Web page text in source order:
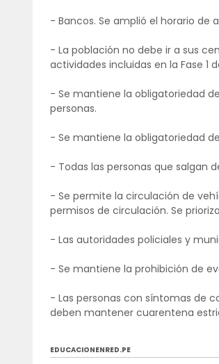
- Bancos. Se amplió el horario de
- La población no debe ir a sus
actividades incluidas en la Fase 1
- Se mantiene la obligatoriedad
personas.
- Se mantiene la obligatoriedad
- Todas las personas que salgan
- Se permite la circulación de
permisos de circulación. Se
- Las autoridades policiales y
- Se mantiene la prohibición de
- Las personas con síntomas de
deben mantener cuarentena
EDUCACIONENRED.PE